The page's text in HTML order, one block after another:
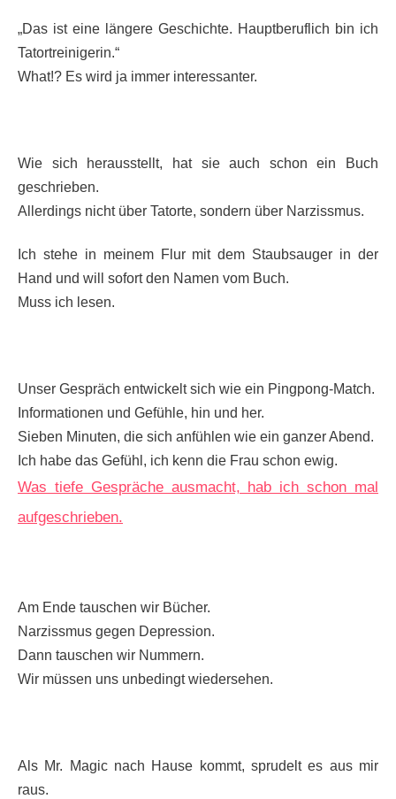
„Das ist eine längere Geschichte. Hauptberuflich bin ich
Tatortreinigerin.“
What!? Es wird ja immer interessanter.
Wie sich herausstellt, hat sie auch schon ein Buch
geschrieben.
Allerdings nicht über Tatorte, sondern über Narzissmus.
Ich stehe in meinem Flur mit dem Staubsauger in der
Hand und will sofort den Namen vom Buch.
Muss ich lesen.
Unser Gespräch entwickelt sich wie ein Pingpong-Match.
Informationen und Gefühle, hin und her.
Sieben Minuten, die sich anfühlen wie ein ganzer Abend.
Ich habe das Gefühl, ich kenn die Frau schon ewig.
Was tiefe Gespräche ausmacht, hab ich schon mal
aufgeschrieben.
Am Ende tauschen wir Bücher.
Narzissmus gegen Depression.
Dann tauschen wir Nummern.
Wir müssen uns unbedingt wiedersehen.
Als Mr. Magic nach Hause kommt, sprudelt es aus mir
raus.